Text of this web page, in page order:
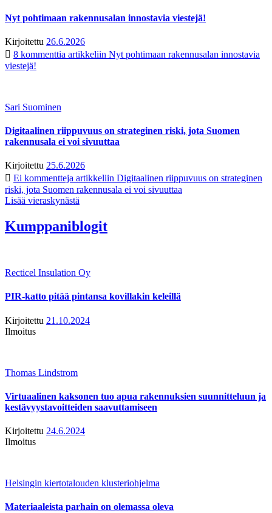
Nyt pohtimaan rakennusalan innostavia viestejä!
Kirjoitettu 26.6.2026
8 kommenttia artikkeliin Nyt pohtimaan rakennusalan innostavia
viestejä!
Sari Suominen
Digitaalinen riippuvuus on strateginen riski, jota Suomen
rakennusala ei voi sivuuttaa
Kirjoitettu 25.6.2026
Ei kommentteja artikkeliin Digitaalinen riippuvuus on strateginen
riski, jota Suomen rakennusala ei voi sivuuttaa
Lisää vieraskynästä
Kumppaniblogit
Recticel Insulation Oy
PIR-katto pitää pintansa kovillakin keleillä
Kirjoitettu 21.10.2024
Ilmoitus
Thomas Lindstrom
Virtuaalinen kaksonen tuo apua rakennuksien suunnitteluun ja
kestävyystavoitteiden saavuttamiseen
Kirjoitettu 24.6.2024
Ilmoitus
Helsingin kiertotalouden klusteriohjelma
Materiaaleista parhain on olemassa oleva